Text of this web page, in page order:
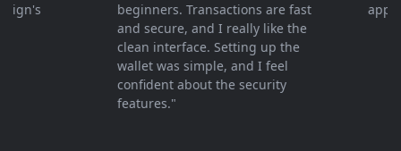
beginners. Transactions are fast
and secure, and I really like the
clean interface. Setting up the
wallet was simple, and I feel
confident about the security
features."